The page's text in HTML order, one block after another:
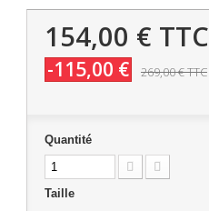
154,00 € TTC
-115,00 € 269,00 €TTC
Quantité
Taille